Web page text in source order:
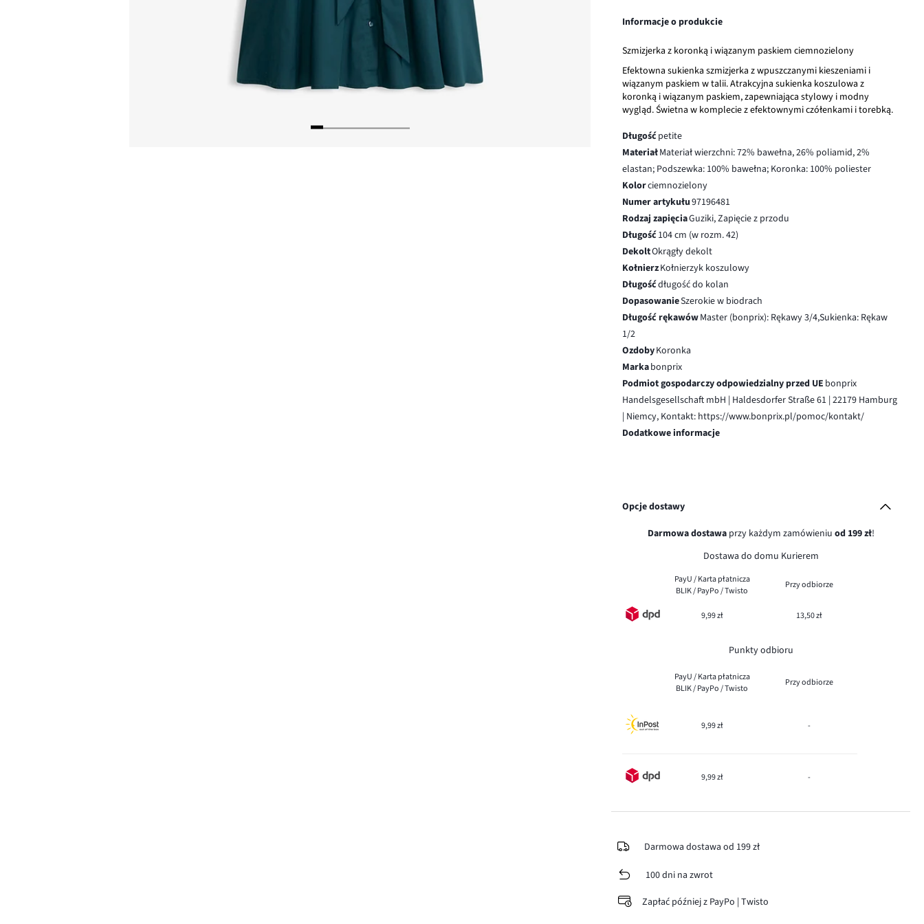
Informacje o produkcie
Szmizjerka z koronką i wiązanym paskiem ciemnozielony
Efektowna sukienka szmizjerka z wpuszczanymi kieszeniami i
wiązanym paskiem w talii. Atrakcyjna sukienka koszulowa z
koronką i wiązanym paskiem, zapewniająca stylowy i modny
wygląd. Świetna w komplecie z efektownymi czółenkami i torebką.
Długośćpetite
MateriałMateriał wierzchni: 72% bawełna, 26% poliamid, 2%
elastan; Podszewka: 100% bawełna; Koronka: 100% poliester
Kolorciemnozielony
Numer artykułu97196481
Rodzaj zapięciaGuziki, Zapięcie z przodu
Długość104 cm (w rozm. 42)
DekoltOkrągły dekolt
KołnierzKołnierzyk koszulowy
Długośćdługość do kolan
DopasowanieSzerokie w biodrach
Długość rękawówMaster (bonprix): Rękawy 3/4,Sukienka: Rękaw
1/2
OzdobyKoronka
Markabonprix
Podmiot gospodarczy odpowiedzialny przed UE bonprix
Handelsgesellschaft mbH | Haldesdorfer Straße 61 | 22179 Hamburg
| Niemcy, Kontakt: https://www.bonprix.pl/pomoc/kontakt/
Dodatkowe informacje
Opcje dostawy
Darmowa dostawaprzy każdym zamówieniu od 199 zł!
Dostawa do domu Kurierem
PayU / Karta płatnicza
BLIK / PayPo / Twisto
Przy odbiorze
9,99 zł 13,50 zł
Punkty odbioru
PayU / Karta płatnicza
BLIK / PayPo / Twisto
Przy odbiorze
9,99 zł -
9,99 zł -
Darmowa dostawa od 199 zł
100 dni na zwrot
Zapłać później z PayPo | Twisto